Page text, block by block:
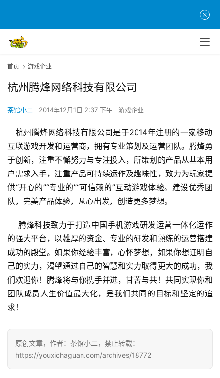
页
游
茶
创
游
戏
业
手
机
游
戏
单
游
戏
首页 游戏企业
杭州腾烽网络科技有限公司
茶馆小二 2014年12月1日 2:37 下午 游戏企业
互联游戏开发和运营商，拥有专业策划及运营团队。腾烽勇
于创新，注重不懈努力与专注投入，所策划的产品从基本用
户需求入手，注重产品可持续运作及趣味性，致力为玩家提
供“开心的”“专业的”“可信赖的”互动游戏体验。建设优秀团
队，完美产品体验，从心出发，创造更多梦想。
的强大平台，以雄厚的资金、专业的研发和熟练的运营搭建
成功的殿堂。如果你经验丰富，心怀梦想，如果你想证明自
己的实力，渴望通过自己的智慧和实力取得更大的成功，我
们欢迎你！腾烽将与你携手并进，甘苦与共！共同实现你和
团队成员人生价值最大化，是我们共同的目标和坚定的追
求！
原创文章，作者：茶馆小二，禁止转载：
https://youxichaguan.com/archives/18772